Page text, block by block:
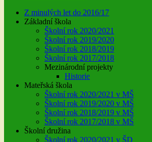
Z minulých let do 2016/17
Základní škola
Školní rok 2020/2021
Školní rok 2019/2020
Školní rok 2018/2019
Školní rok 2017/2018
Mezinárodní projekty
Historie
Mateřská škola
Školní rok 2020/2021 v MŠ
Školní rok 2019/2020 v MŠ
Školní rok 2018/2019 v MŠ
Školní rok 2017/2018 v MŠ
Školní družina
Školní rok 2020/2021 v ŠD